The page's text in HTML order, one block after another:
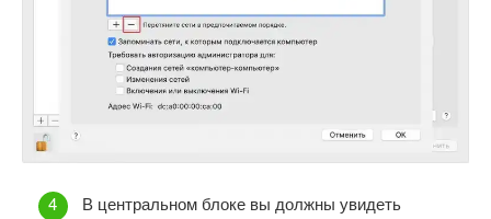
В центральном блоке вы должны увидеть